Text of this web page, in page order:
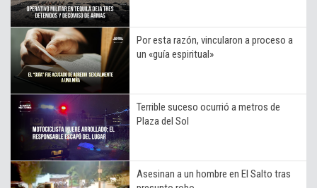
Por esta razón, vincularon a proceso a
un «guía espiritual»
Terrible suceso ocurrió a metros de
Plaza del Sol
Asesinan a un hombre en El Salto tras